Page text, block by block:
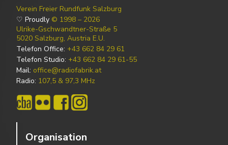
Verein Freier Rundfunk Salzburg
♡ Proudly © 1998 – 2026
Ulrike-Gschwandtner-Straße 5
5020 Salzburg, Austria E.U.
Telefon Office: +43 662 84 29 61
Telefon Studio: +43 662 84 29 61-55
Mail: office@radiofabrik.at
Radio: 107,5 & 97,3 MHz
Organisation